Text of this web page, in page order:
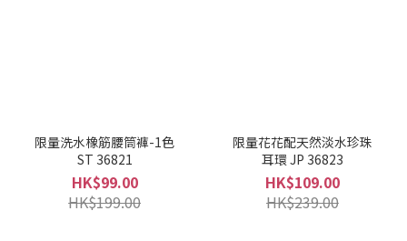
限量洗水橡筋腰筒褲-1色
ST 36821
HK$99.00
HK$199.00
限量花花配天然淡水珍珠
耳環 JP 36823
HK$109.00
HK$239.00